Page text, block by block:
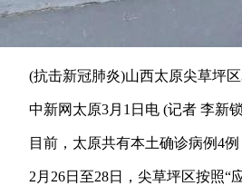
(抗击新冠肺炎)山西太原尖草坪区
中新网太原3月1日电 (记者 李新锁
目前，太原共有本土确诊病例4例
2月26日至28日，尖草坪区按照“应